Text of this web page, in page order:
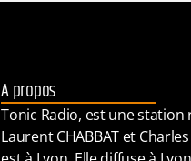
A propos
Tonic Radio, est une
Laurent CHABBAT et